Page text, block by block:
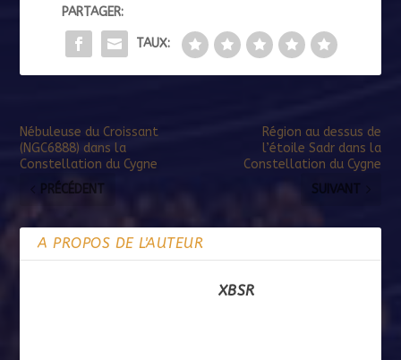
PARTAGER:
TAUX:
Nébuleuse du Croissant
(NGC6888) dans la
Constellation du Cygne
PRÉCÉDENT
Région au dessus de
l’étoile Sadr dans la
Constellation du Cygne
SUIVANT
A PROPOS DE L'AUTEUR
XBSR